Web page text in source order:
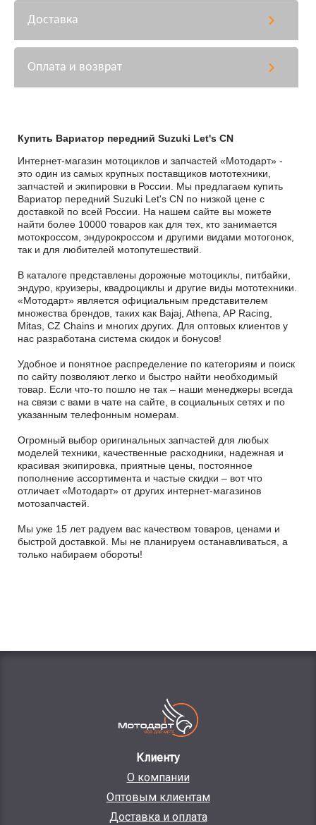
Доставка
Оплата и возврат
Купить Вариатор передний Suzuki Let's CN
Интернет-магазин мотоциклов и запчастей «Мотодарт» -
это один из самых крупных поставщиков мототехники,
запчастей и экипировки в России. Мы предлагаем купить
Вариатор передний Suzuki Let's CN по низкой цене с
доставкой по всей России. На нашем сайте вы можете
найти более 10000 товаров как для тех, кто занимается
мотокроссом, эндурокроссом и другими видами мотогонок,
так и для любителей мотопутешествий.
В каталоге представлены дорожные мотоциклы, питбайки,
эндуро, круизеры, квадроциклы и другие виды мототехники.
«Мотодарт» является официальным представителем
множества брендов, таких как Bajaj, Athena, AP Racing,
Mitas, CZ Chains и многих других. Для оптовых клиентов у
нас разработана система скидок и бонусов!
Удобное и понятное распределение по категориям и поиск
по сайту позволяют легко и быстро найти необходимый
товар. Если что-то пошло не так – наши менеджеры всегда
на связи с вами в чате на сайте, в социальных сетях и по
указанным телефонным номерам.
Огромный выбор оригинальных запчастей для любых
моделей техники, качественные расходники, надежная и
красивая экипировка, приятные цены, постоянное
пополнение ассортимента и частые скидки – вот что
отличает «Мотодарт» от других интернет-магазинов
мотозапчастей.
Мы уже 15 лет радуем вас качеством товаров, ценами и
быстрой доставкой. Мы не планируем останавливаться, а
только набираем обороты!
Клиенту
О компании
Оптовым клиентам
Доставка и оплата